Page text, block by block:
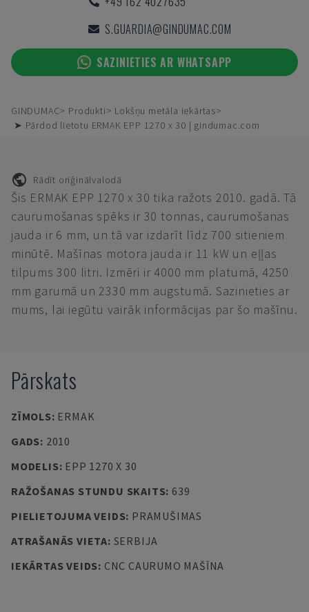
S.GUARDIA@GINDUMAC.COM
SAZINIETIES AR WHATSAPP
GINDUMAC Produkti
Lokšņu metāla iekārtas
➤ Pārdod lietotu ERMAK EPP 1270 x 30 | gindumac.com
Rādīt oriģinālvalodā
Šis ERMAK EPP 1270 x 30 tika ražots 2010. gadā. Tā
caurumošanas spēks ir 30 tonnas, caurumošanas
jauda ir 6 mm, un tā var izdarīt līdz 700 sitieniem
minūtē. Mašīnas motora jauda ir 11 kW un eļļas
tilpums 300 litri. Izmēri ir 4000 mm platumā, 4250
mm garumā un 2330 mm augstumā. Sazinieties ar
mums, lai iegūtu vairāk informācijas par šo mašīnu.
Pārskats
ZĪMOLS: ERMAK
GADS: 2010
MODELIS: EPP 1270 X 30
RAŽOŠANAS STUNDU SKAITS: 639
PIELIETOJUMA VEIDS: PRAMUŠIMAS
ATRAŠANĀS VIETA: SERBIJA
IEKĀRTAS VEIDS: CNC CAURUMO MAŠĪNA